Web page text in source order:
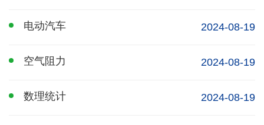
电动汽车 2024-08-19
空气阻力 2024-08-19
数理统计 2024-08-19